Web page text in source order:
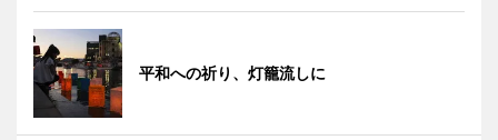
平和への祈り、灯籠流しに